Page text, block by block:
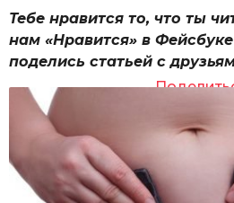
Тебе нравится то, что ты
нам «Нравится» в
поделись статьей с